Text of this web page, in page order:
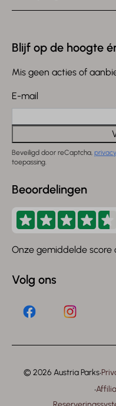
Blijf op de hoogte
Mis geen acties of
E-mail
Beveiligd door reCaptcha,
toepassing.
Beoordelingen
Onze gemiddelde score
Volg ons
© 2026 Austria Parks·
·